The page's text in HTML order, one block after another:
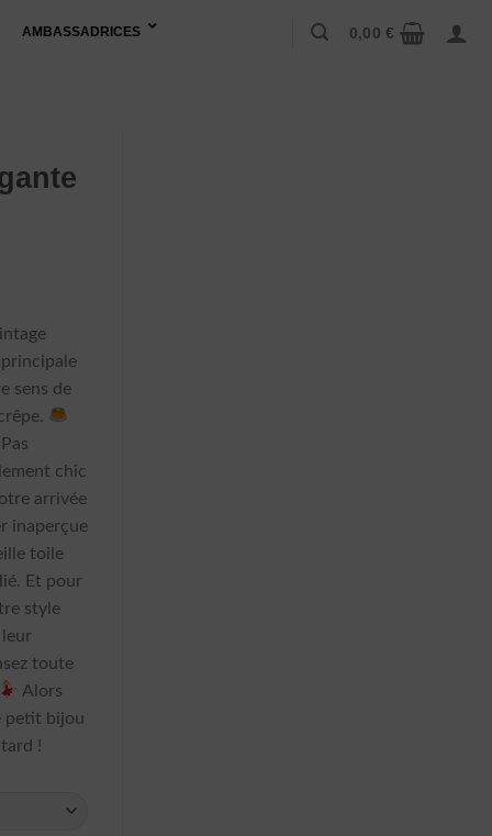
AMBASSADRICES 0,00€
sens de
chic
arrivée
inaperçue
toile
Et pour
style
leur
toute
Alors
petit bijou
!